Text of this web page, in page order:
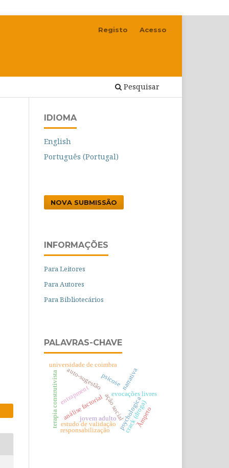
Pesquisar
Registo Acesso
IDIOMA
English
Português (Portugal)
NOVA SUBMISSÃO
INFORMAÇÕES
Para Leitores
Para Autores
Para Bibliotecários
PALAVRAS-CHAVE
auto-sugestão
ação social
universidade de coimbra
psychologica
análise factorial
narrativa
entrapment evocações livres
jovem adulto crack (droga)
estudo de validação
terapia construtivista psicose
Ãmpeto
responsabilização